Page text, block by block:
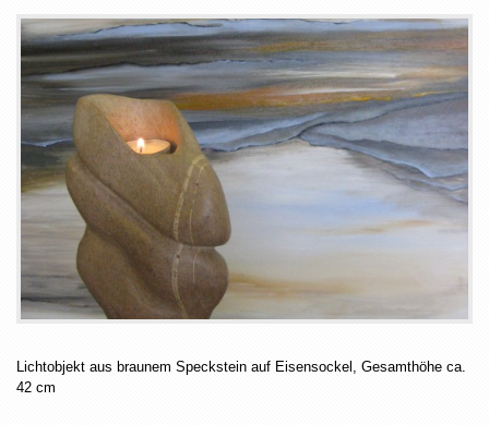
Lichtobjekt aus braunem Speckstein auf Eisensockel, Gesamthöhe ca.
42 cm